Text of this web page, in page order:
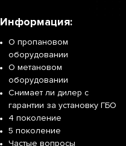
Информация:
О пропановом
оборудовании
О метановом
оборудовании
Снимает ли дилер с
гарантии за установку ГБО
4 поколение
5 поколение
Частые вопросы